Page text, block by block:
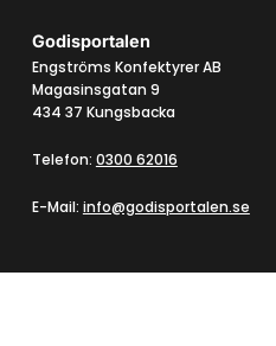
Godisportalen
Engströms Konfektyrer AB
Magasinsgatan 9
434 37 Kungsbacka
Telefon: 0300 62016
E-Mail: info@godisportalen.se